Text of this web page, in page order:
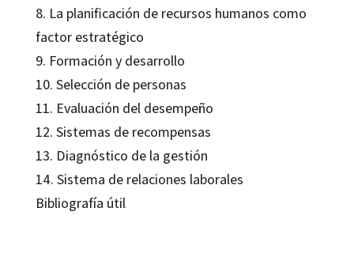
8. La planificación de recursos humanos como
factor estratégico
9. Formación y desarrollo
10. Selección de personas
11. Evaluación del desempeño
12. Sistemas de recompensas
13. Diagnóstico de la gestión
14. Sistema de relaciones laborales
Bibliografía útil